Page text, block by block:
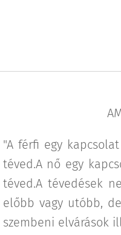
"A férfi egy
téved.A nő egy
téved.A tévedések
előbb vagy utóbb,
szembeni elvárások